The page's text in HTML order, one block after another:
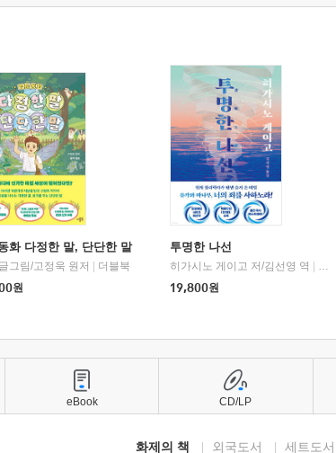
화 다정한 말, 단단한 말
그림/고정욱 원저
더블북
원
투명한 나선
히가시노 게이고 저/김선영 역
북다
19,800원
화제의 책 외국도서 세트도서
eBook CD/LP